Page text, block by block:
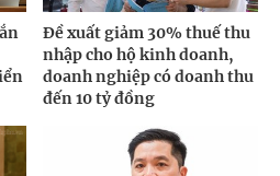
Đề xuất giảm 30% thuế thu
nhập cho hộ kinh doanh,
doanh nghiệp có doanh thu
đến 10 tỷ đồng